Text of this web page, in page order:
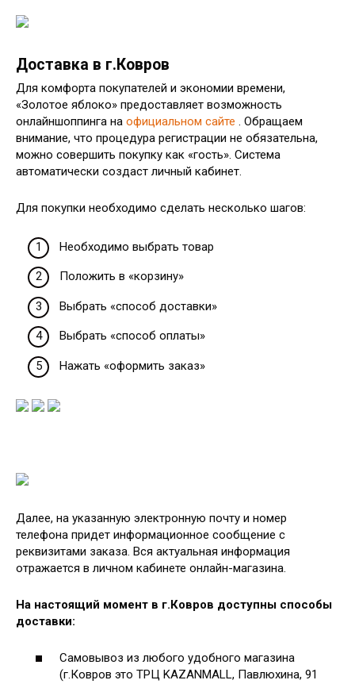
Доставка в г.Ковров
Для комфорта покупателей и экономии времени,
«Золотое яблоко» предоставляет возможность
онлайншоппинга на официальном сайте . Обращаем
внимание, что процедура регистрации не обязательна,
можно совершить покупку как «гость». Система
автоматически создаст личный кабинет.
Для покупки необходимо сделать несколько шагов:
Необходимо выбрать товар
Положить в «корзину»
Выбрать «способ доставки»
Выбрать «способ оплаты»
Нажать «оформить заказ»
Далее, на указанную электронную почту и номер
телефона придет информационное сообщение с
реквизитами заказа. Вся актуальная информация
отражается в личном кабинете онлайн-магазина.
На настоящий момент в г.Ковров доступны способы
доставки:
Самовывоз из любого удобного магазина
(г.Ковров это ТРЦ KAZANMALL, Павлюхина, 91